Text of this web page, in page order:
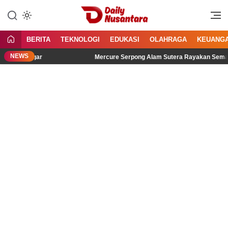
konten
Daily Nusantara
Menyajikan Fakta, Menginspirasi
BERITA TEKNOLOGI EDUKASI OLAHRAGA
NEWS Mercure Serpong Alam Sutera Rayakan Semangat